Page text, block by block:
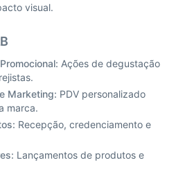
visual.
Ações de degustação
Marketing: PDV personalizado
marca.
Recepção, credenciamento e
Lançamentos de produtos e